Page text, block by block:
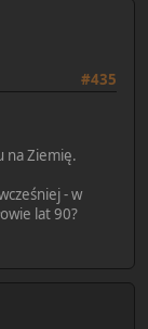
#435
na Ziemię.
- w
lat 90?